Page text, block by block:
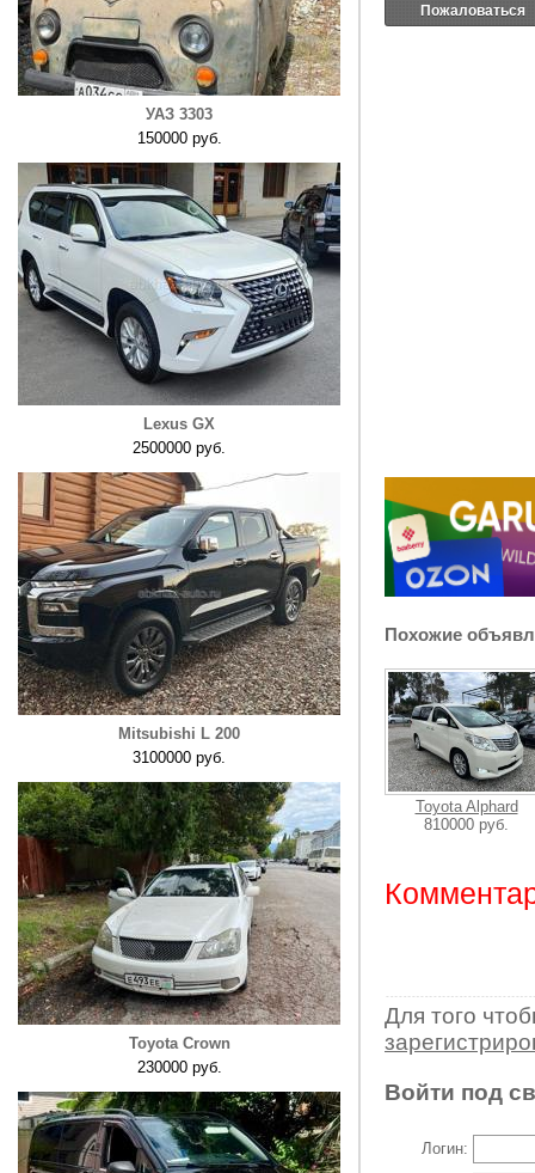
УАЗ 3303
150000 руб.
Lexus GX
2500000 руб.
Mitsubishi L 200
3100000 руб.
Toyota Crown
230000 руб.
Пожаловаться
Похожие
Toyota Alphard
810000 руб.
Для того
Войти под
Логин: